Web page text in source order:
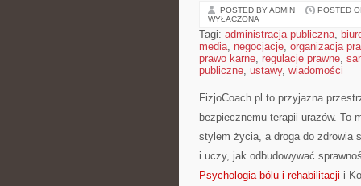
POSTED BY ADMIN
POSTED
WYŁĄCZONA
Tagi: administracja publiczna,
media, negocjacje, organizacja
prawo karne, regulacje prawne,
publiczne, ustawy, wiadomości
FizjoCoach.pl to przyjazna
bezpiecznemu terapii urazów.
stylem życia, a droga do zdrowia
i uczy, jak odbudowywać
Psychologia bólu i rehabilitacji i